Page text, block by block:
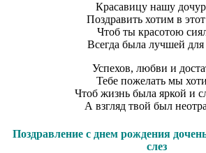
Красавицу нашу
Поздравить хотим в
Чтоб ты красотою
Всегда была лучшей для
Успехов, любви и
Тебе пожелать мы
Чтоб жизнь была яркой и
А взгляд твой был
Поздравление с днем рождения
слез